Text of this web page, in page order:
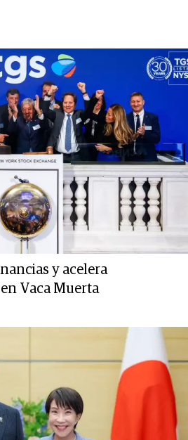
y acelera
Vaca Muerta